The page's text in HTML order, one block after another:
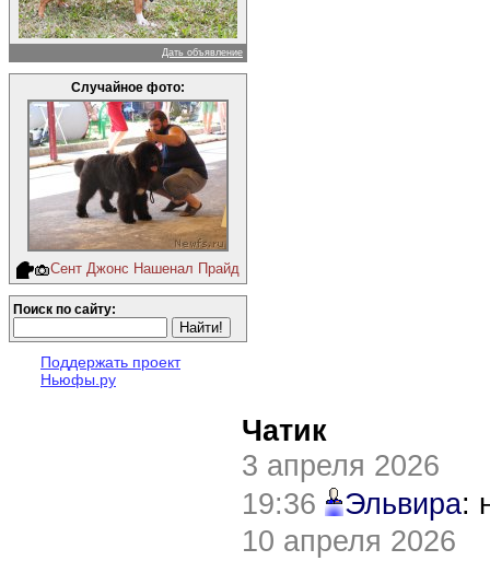
Дать объявление
Случайное фото:
Сент Джонс Нашенал Прайд
Поиск по сайту:
Поддержать проект
Ньюфы.ру
Чатик
3 апреля 2026
19:36
Эльвира:
10 апреля 2026